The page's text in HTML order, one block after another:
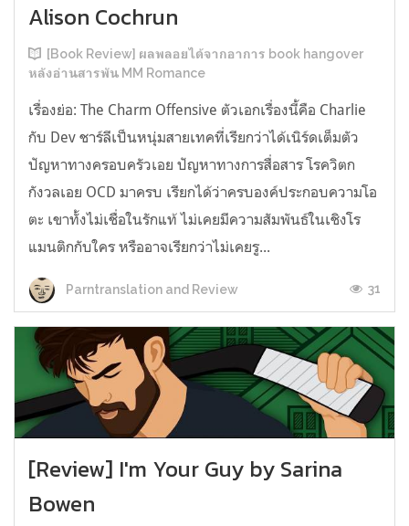
Alison Cochrun
[Book Review] ผลพลอยได้จากอาการ book hangover
หลังอ่านสารพัน MM Romance
เรื่องย่อ: The Charm Offensive ตัวเอกเรื่องนี้คือ Charlie
กับ Dev ชาร์ลีเป็นหนุ่มสายเทคที่เรียกว่าได้เนิร์ดเต็มตัว
ปัญหาทางครอบครัวเอย ปัญหาทางการสื่อสาร โรควิตก
กังวลเอย OCD มาครบ เรียกได้ว่าครบองค์ประกอบความโอ
ตะ เขาทั้งไม่เชื่อในรักแท้ ไม่เคยมีความสัมพันธ์ในเชิงโร
แมนติกกับใคร หรืออาจเรียกว่าไม่เคยรู...
Parntranslation and Review 31
[Review] I'm Your Guy by Sarina
Bowen